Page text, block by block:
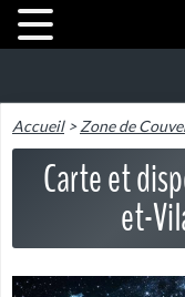
Accueil>Zone de
Carte et
et-